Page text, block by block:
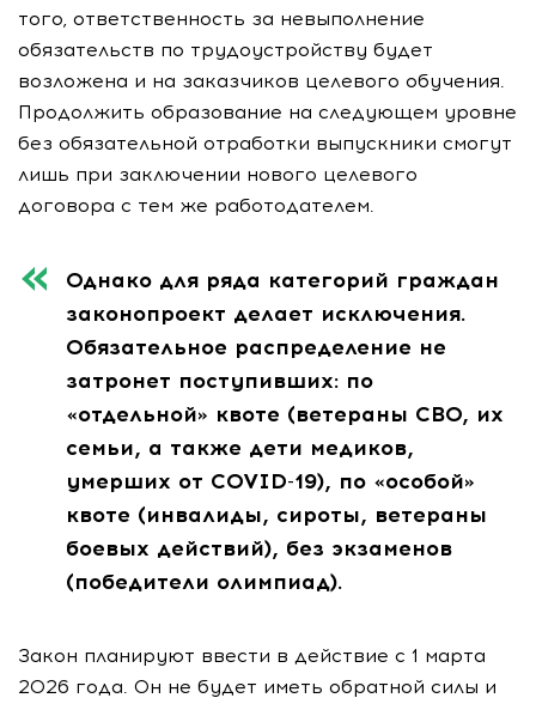
того, ответственность за невыполнение
обязательств по трудоустройству будет
возложена и на заказчиков целевого обучения.
Продолжить образование на следующем уровне
без обязательной отработки выпускники смогут
лишь при заключении нового целевого
договора с тем же работодателем.
Однако для ряда категорий граждан
законопроект делает исключения.
Обязательное распределение не
затронет поступивших: по
«отдельной» квоте (ветераны СВО, их
семьи, а также дети медиков,
умерших от COVID-19), по «особой»
квоте (инвалиды, сироты, ветераны
боевых действий), без экзаменов
(победители олимпиад).
Закон планируют ввести в действие с 1 марта
2026 года. Он не будет иметь обратной силы и